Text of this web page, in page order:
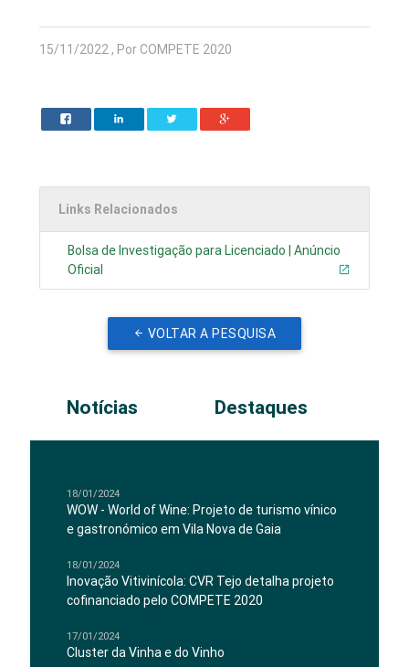
15/11/2022 , Por COMPETE 2020
Links Relacionados
Bolsa de Investigação para Licenciado | Anúncio
Oficial
VOLTAR A PESQUISA
Notícias Destaques
18/01/2024
WOW - World of Wine: Projeto de turismo vínico
e gastronómico em Vila Nova de Gaia
18/01/2024
Inovação Vitivinícola: CVR Tejo detalha projeto
cofinanciado pelo COMPETE 2020
17/01/2024
Cluster da Vinha e do Vinho